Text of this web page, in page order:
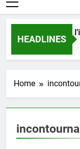
HEADLINES
Comprendre
6 Jours Ago
Home